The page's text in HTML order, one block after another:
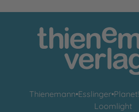
Thienemann•Esslinger•Planet!
Loomlight